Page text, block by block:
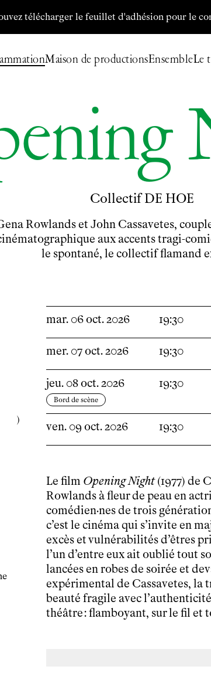
le feuillet d'adhésion pour le compléter
Maison de productionsEnsembleLe
Collectif DE HOE
Rowlands et John Cassavetes,
aux accents tragi-
le spontané, le collectif flamand
mar. 06oct.2026 19:30
mer. 07oct.2026 19:30
jeu. 08oct. 2026 19:30
Bord de scène
ven. 09 oct.2026 19:30
Le film Opening Night(1977) de
Rowlands à fleur de peau en
comédien·nes de trois
c’est le cinéma qui s’invite en
excès et vulnérabilités d’êtres
l’un d’entre eux ait oublié tout
lancées en robes de soirée et
expérimental de Cassavetes, la
beauté fragile avec
théâtre : flamboyant, sur le fil et
Billetterie
Programmation
Archives
Maison de productions
Productions déléguées
Coproductions
Ensemble
Le théâtre
Artiste directrice
Artistes associé·es
Librairie
L'école
Classe Égalité
Stages de théâtre gratuits
Insertion professionnelle
Soutenir l'école
Partenaires
Infos pratiques
Horaires et contacts
Tarifs, cartes et pass
Arriver au tnba
Accessibilité